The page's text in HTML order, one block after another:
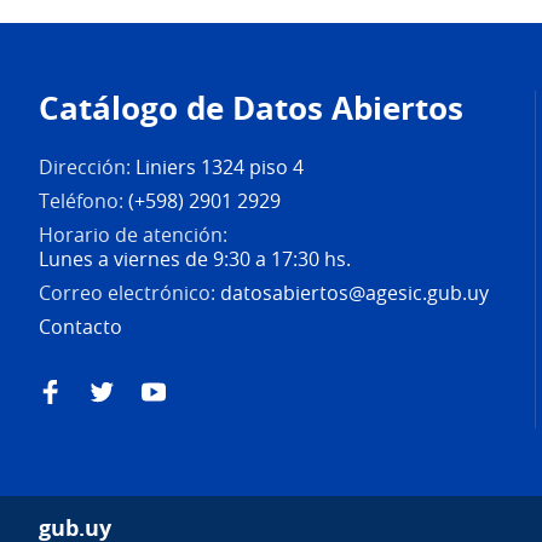
de
página
Catálogo de Datos Abiertos
Dirección: Liniers 1324 piso 4
Teléfono: (+598) 2901 2929
Horario de atención:
Lunes a viernes de 9:30 a 17:30 hs.
Correo electrónico: datosabiertos@agesic.gub.uy
Contacto
FacebookTwitterYouTube
gub.uy